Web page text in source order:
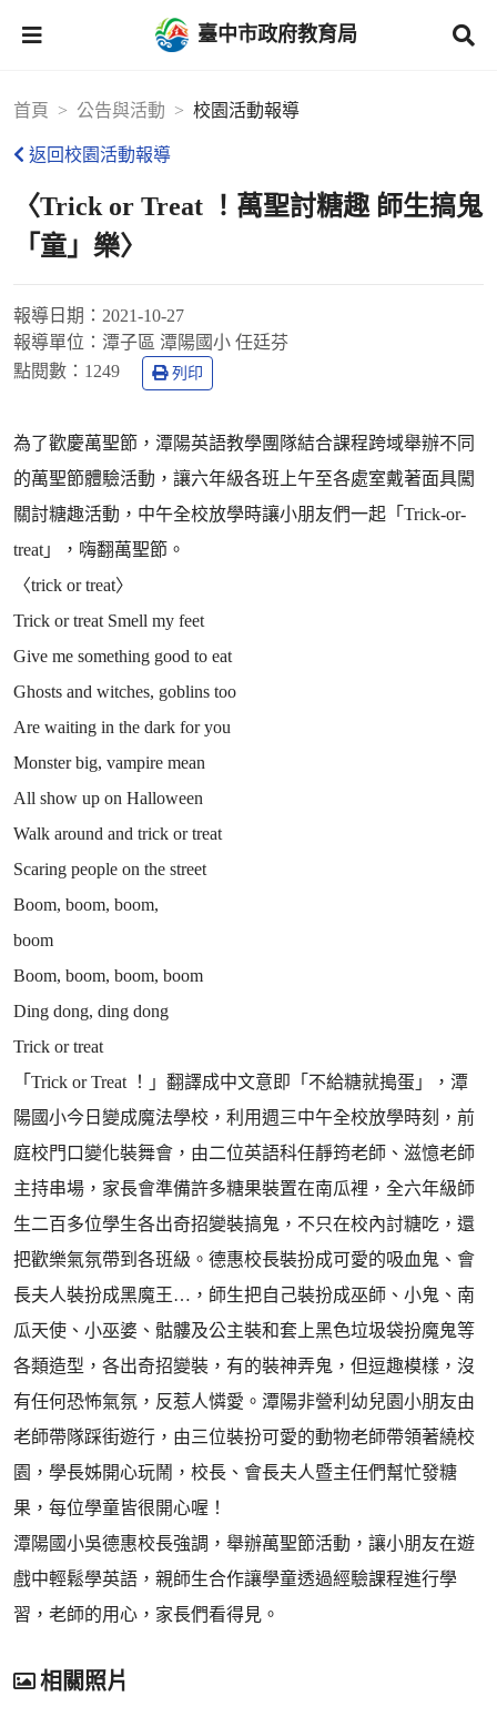
臺中市政府教育局
首頁 公告與活動 校園活動報導
返回校園活動報導
〈Trick or Treat ！萬聖討糖趣 師生搞鬼
「童」樂〉
報導日期： 2021-10-27
報導單位： 潭子區 潭陽國小 任廷芬
點閱數： 1249 列印
為了歡慶萬聖節，潭陽英語教學團隊結合課程跨域舉辦不同
的萬聖節體驗活動，讓六年級各班上午至各處室戴著面具闖
關討糖趣活動，中午全校放學時讓小朋友們一起「Trick-or-
treat」，嗨翻萬聖節。
〈trick or treat〉
Trick or treat Smell my feet
Give me something good to eat
Ghosts and witches, goblins too
Are waiting in the dark for you
Monster big, vampire mean
All show up on Halloween
Walk around and trick or treat
Scaring people on the street
Boom, boom, boom,
boom
Boom, boom, boom, boom
Ding dong, ding dong
Trick or treat
「Trick or Treat ！」翻譯成中文意即「不給糖就搗蛋」，潭
陽國小今日變成魔法學校，利用週三中午全校放學時刻，前
庭校門口變化裝舞會，由二位英語科任靜筠老師、滋憶老師
主持串場，家長會準備許多糖果裝置在南瓜裡，全六年級師
生二百多位學生各出奇招變裝搞鬼，不只在校內討糖吃，還
把歡樂氣氛帶到各班級。德惠校長裝扮成可愛的吸血鬼、會
長夫人裝扮成黑魔王…，師生把自己裝扮成巫師、小鬼、南
瓜天使、小巫婆、骷髏及公主裝和套上黑色垃圾袋扮魔鬼等
各類造型，各出奇招變裝，有的裝神弄鬼，但逗趣模樣，沒
有任何恐怖氣氛，反惹人憐愛。潭陽非營利幼兒園小朋友由
老師帶隊踩街遊行，由三位裝扮可愛的動物老師帶領著繞校
園，學長姊開心玩鬧，校長、會長夫人暨主任們幫忙發糖
果，每位學童皆很開心喔！
潭陽國小吳德惠校長強調，舉辦萬聖節活動，讓小朋友在遊
戲中輕鬆學英語，親師生合作讓學童透過經驗課程進行學
習，老師的用心，家長們看得見。
相關照片